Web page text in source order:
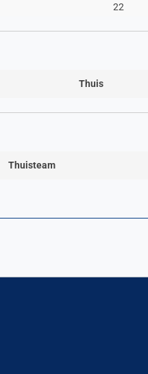
22
Thuis
Thuisteam